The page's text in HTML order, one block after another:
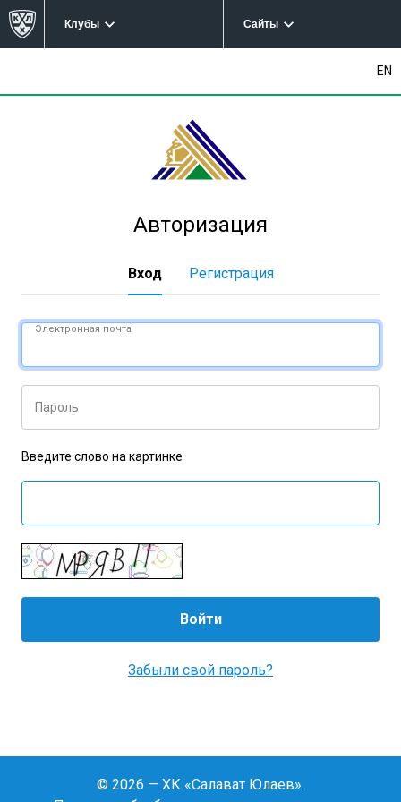
Клубы Сайты
EN
Авторизация
Вход Регистрация
Электронная почта
Пароль
Введите слово на картинке
Забыли свой пароль?
© 2026 — ХК «Салават Юлаев».